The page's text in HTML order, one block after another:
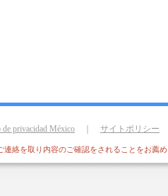
絡を取り内容のご確認をされることをお薦め
de privacidad México サイトポリシー